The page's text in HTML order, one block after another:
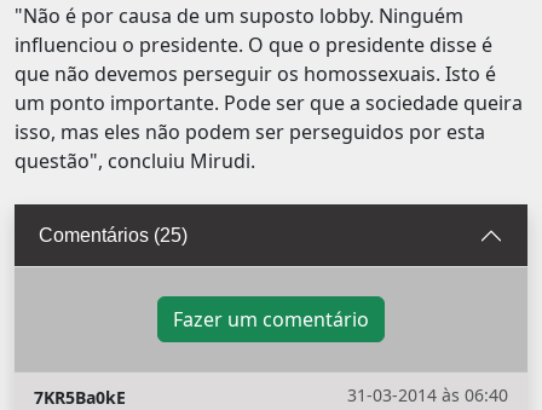
"Não é por causa de um suposto lobby. Ninguém
influenciou o presidente. O que o presidente disse é
que não devemos perseguir os homossexuais. Isto é
um ponto importante. Pode ser que a sociedade queira
isso, mas eles não podem ser perseguidos por esta
questão", concluiu Mirudi.
Comentários (25)
Fazer um comentário
31-03-2014 às 06:40
7KR5Ba0kE